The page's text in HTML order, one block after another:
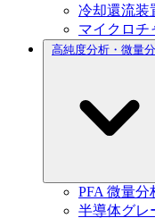
冷却還流装
マイクロチ
高純度分析・微量
PFA 微量
半導体グレ